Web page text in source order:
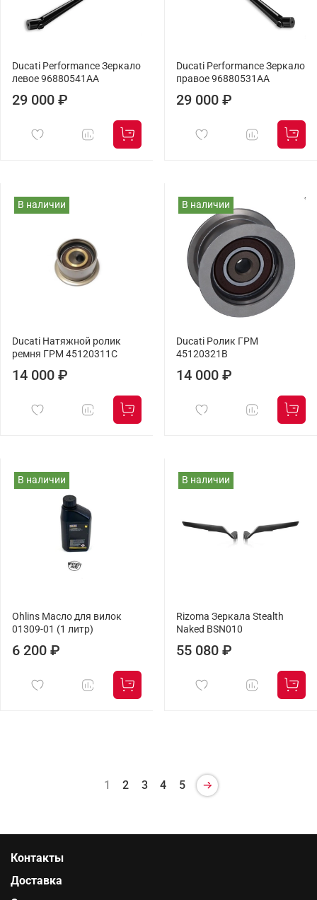
Ducati Performance Зеркало
левое 96880541AA
29 000 ₽
Ducati Performance Зеркало
правое 96880531AA
29 000 ₽
В наличии
Ducati Натяжной ролик
ремня ГРМ 45120311C
14 000 ₽
В наличии
Ducati Ролик ГРМ
45120321B
14 000 ₽
В наличии
Ohlins Масло для вилок
01309-01 (1 литр)
6 200 ₽
В наличии
Rizoma Зеркала Stealth
Naked BSN010
55 080 ₽
1 2 3 4 5
Контакты
Доставка